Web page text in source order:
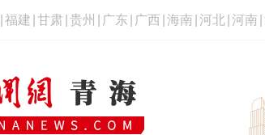
福建 甘肃 贵州 广东 广西 海南 河北 河南